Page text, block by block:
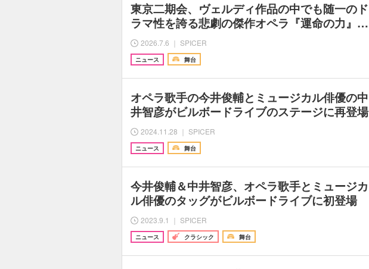
東京二期会、ヴェルディ作品の中でも随一のド
ラマ性を誇る悲劇の傑作オペラ『運命の力』…
2026.7.6 ｜ SPICER
ニュース 舞台
オペラ歌手の今井俊輔とミュージカル俳優の中
井智彦がビルボードライブのステージに再登場
2024.11.28 ｜ SPICER
ニュース 舞台
今井俊輔＆中井智彦、オペラ歌手とミュージカ
ル俳優のタッグがビルボードライブに初登場
2023.9.1 ｜ SPICER
ニュース クラシック 舞台